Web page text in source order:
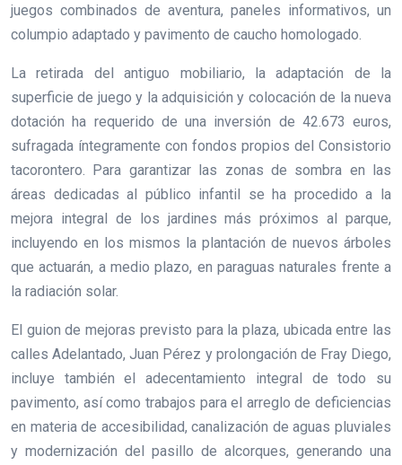
juegos combinados de aventura, paneles informativos, un
columpio adaptado y pavimento de caucho homologado.
La retirada del antiguo mobiliario, la adaptación de la
superficie de juego y la adquisición y colocación de la nueva
dotación ha requerido de una inversión de 42.673 euros,
sufragada íntegramente con fondos propios del Consistorio
tacorontero. Para garantizar las zonas de sombra en las
áreas dedicadas al público infantil se ha procedido a la
mejora integral de los jardines más próximos al parque,
incluyendo en los mismos la plantación de nuevos árboles
que actuarán, a medio plazo, en paraguas naturales frente a
la radiación solar.
El guion de mejoras previsto para la plaza, ubicada entre las
calles Adelantado, Juan Pérez y prolongación de Fray Diego,
incluye también el adecentamiento integral de todo su
pavimento, así como trabajos para el arreglo de deficiencias
en materia de accesibilidad, canalización de aguas pluviales
y modernización del pasillo de alcorques, generando una